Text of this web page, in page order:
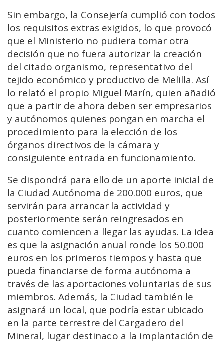
Sin embargo, la Consejería cumplió con todos
los requisitos extras exigidos, lo que provocó
que el Ministerio no pudiera tomar otra
decisión que no fuera autorizar la creación
del citado organismo, representativo del
tejido económico y productivo de Melilla. Así
lo relató el propio Miguel Marín, quien añadió
que a partir de ahora deben ser empresarios
y autónomos quienes pongan en marcha el
procedimiento para la elección de los
órganos directivos de la cámara y
consiguiente entrada en funcionamiento.
Se dispondrá para ello de un aporte inicial de
la Ciudad Autónoma de 200.000 euros, que
servirán para arrancar la actividad y
posteriormente serán reingresados en
cuanto comiencen a llegar las ayudas. La idea
es que la asignación anual ronde los 50.000
euros en los primeros tiempos y hasta que
pueda financiarse de forma autónoma a
través de las aportaciones voluntarias de sus
miembros. Además, la Ciudad también le
asignará un local, que podría estar ubicado
en la parte terrestre del Cargadero del
Mineral, lugar destinado a la implantación de